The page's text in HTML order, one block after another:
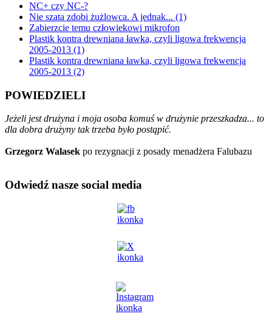
NC+ czy NC-?
Nie szata zdobi żużlowca. A jednak... (1)
Zabierzcie temu człowiekowi mikrofon
Plastik kontra drewniana ławka, czyli ligowa frekwencja
2005-2013 (1)
Plastik kontra drewniana ławka, czyli ligowa frekwencja
2005-2013 (2)
POWIEDZIELI
Jeżeli jest drużyna i moja osoba komuś w drużynie przeszkadza... to
dla dobra drużyny tak trzeba było postąpić.
Grzegorz Walasek po rezygnacji z posady menadżera Falubazu
Odwiedź nasze social media